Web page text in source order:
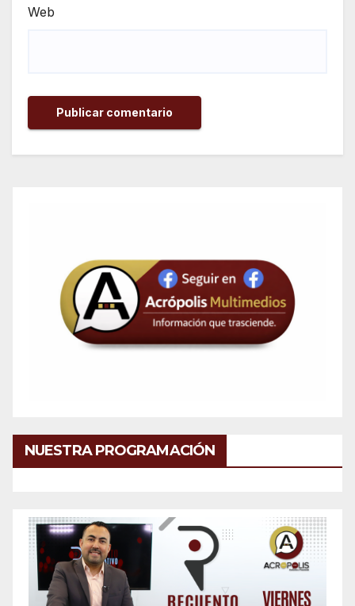
Web
NUESTRA PROGRAMACIÓN